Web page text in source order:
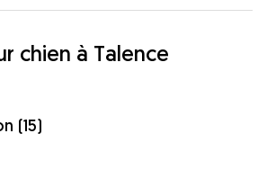
chien à Talence
(15)